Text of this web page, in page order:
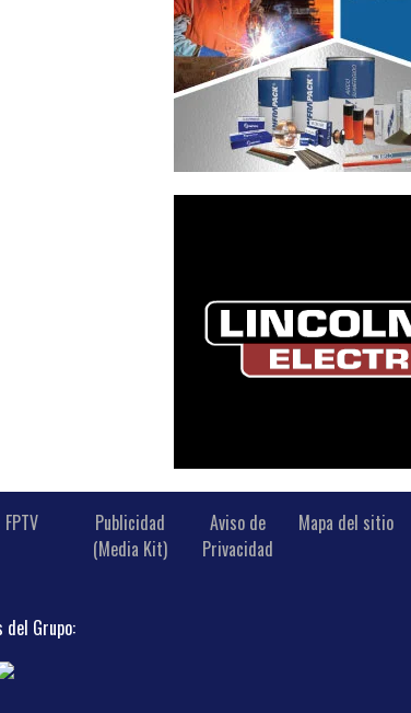
FPTV
Publicidad
(Media Kit)
Aviso de
Privacidad
Mapa del sitio
del Grupo: